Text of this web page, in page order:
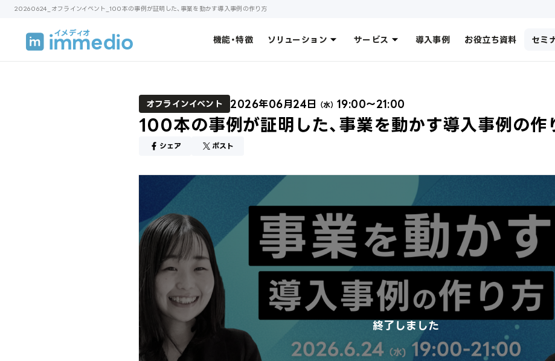
20260624_オフラインイベント_100本の事例が証明した、事業を動かす導入事例の作り方
機能・特徴 ソリューション サービス 導入事例 お役立ち資料 セミ
オフラインイベント 2026年06月24日 （水） 19:00〜21:00
100本の事例が証明した、事業を動かす導入事例の作
シェア ポスト
終了しました